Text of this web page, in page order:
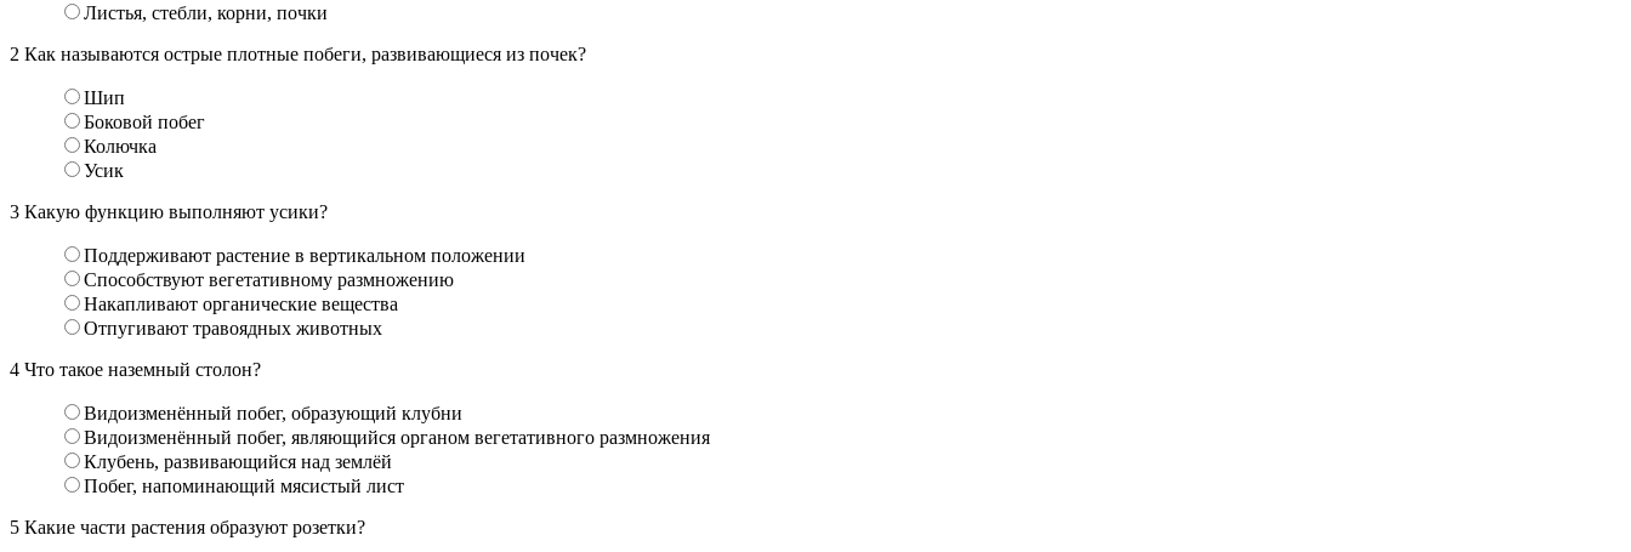
Листья, стебли, корни, почки
2 Как называются острые плотные побеги, развивающиеся из почек?
Шип
Боковой побег
Колючка
Усик
3 Какую функцию выполняют усики?
Поддерживают растение в вертикальном положении
Способствуют вегетативному размножению
Накапливают органические вещества
Отпугивают травоядных животных
4 Что такое наземный столон?
Видоизменённый побег, образующий клубни
Видоизменённый побег, являющийся органом вегетативного размножения
Клубень, развивающийся над землёй
Побег, напоминающий мясистый лист
5 Какие части растения образуют розетки?